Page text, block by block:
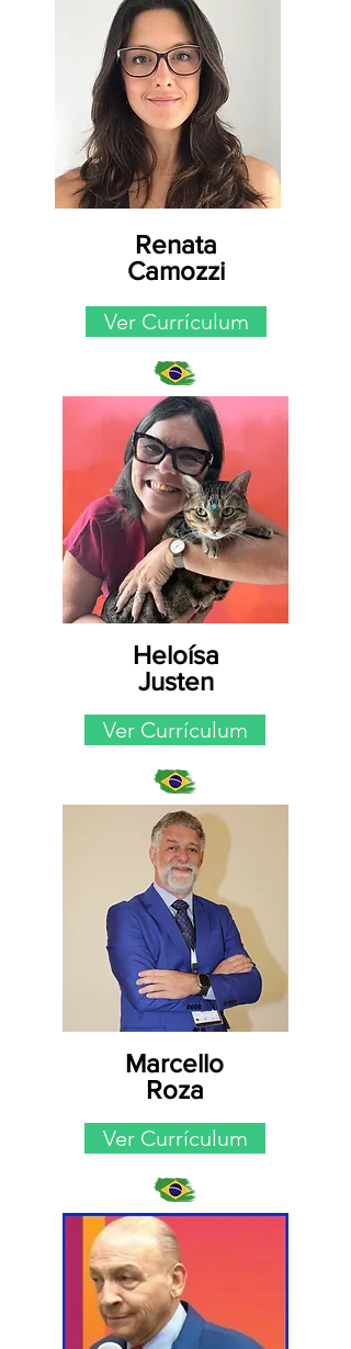
Renata
Camozzi
Ver Currículum
Heloísa
Justen
Ver Currículum
Marcello
Roza
Ver Currículum